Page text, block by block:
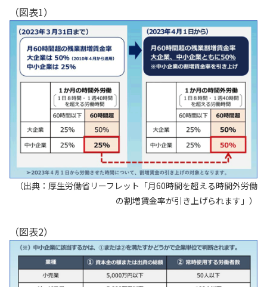
（図表1）
（出典：厚生労働省リーフレット「月60時間を超える時間外労働
の割増賃金率が引き上げられます」）
（図表2）